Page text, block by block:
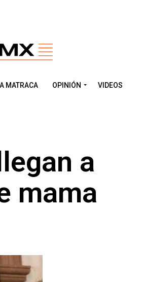
MATRACA OPINIÓN VIDEOS
a
mama